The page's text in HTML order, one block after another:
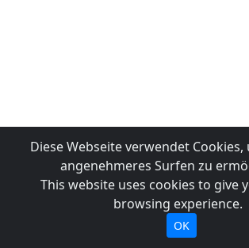
Diese Webseite verwendet
angenehmeres Surfen zu
This website uses cookies to give
browsing experience.
OK